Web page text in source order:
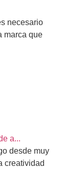
necesario
marca que
a...
desde muy
creatividad